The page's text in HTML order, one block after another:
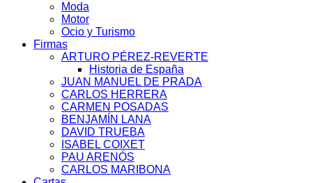
Moda
Motor
Ocio y Turismo
Firmas
ARTURO PÉREZ-REVERTE
Historia de España
JUAN MANUEL DE PRADA
CARLOS HERRERA
CARMEN POSADAS
BENJAMÍN LANA
DAVID TRUEBA
ISABEL COIXET
PAU ARENÓS
CARLOS MARIBONA